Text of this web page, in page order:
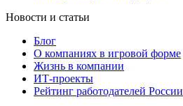
Новости и статьи
Блог
О компаниях в игровой форме
Жизнь в компании
ИТ-проекты
Рейтинг работодателей России